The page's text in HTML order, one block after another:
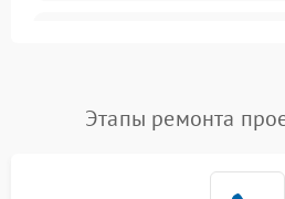
Нестабильная яркость или
контраст
4000
Неравномерная подсветка
Этапы ремонта